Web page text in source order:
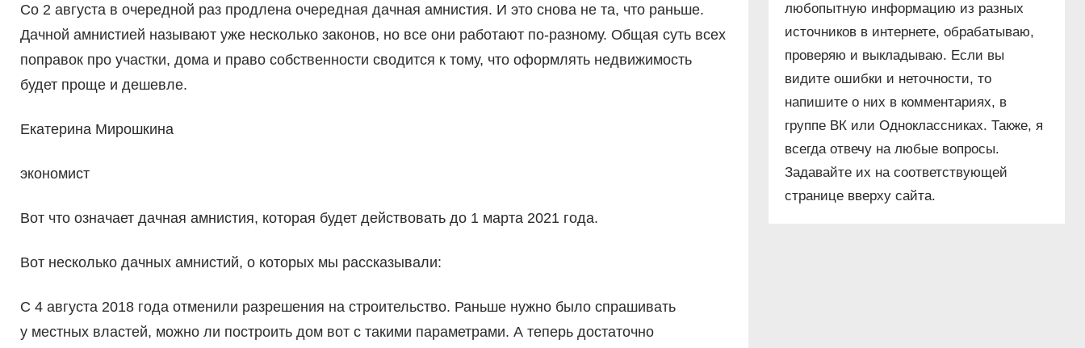
Со 2 августа в очередной раз продлена очередная дачная амнистия. И это снова не та, что раньше.
Дачной амнистией называют уже несколько законов, но все они работают по-разному. Общая суть всех
поправок про участки, дома и право собственности сводится к тому, что оформлять недвижимость
будет проще и дешевле.
Екатерина Мирошкина
экономист
Вот что означает дачная амнистия, которая будет действовать до 1 марта 2021 года.
Вот несколько дачных амнистий, о которых мы рассказывали:
С 4 августа 2018 года отменили разрешения на строительство. Раньше нужно было спрашивать
у местных властей, можно ли построить дом вот с такими параметрами. А теперь достаточно
любопытную информацию из разных
источников в интернете, обрабатываю,
проверяю и выкладываю. Если вы
видите ошибки и неточности, то
напишите о них в комментариях, в
группе ВК или Одноклассниках. Также, я
всегда отвечу на любые вопросы.
Задавайте их на соответствующей
странице вверху сайта.